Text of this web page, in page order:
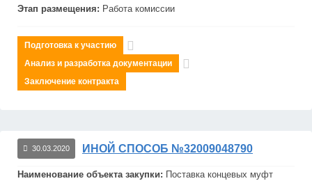
Этап размещения: Работа комиссии
Подготовка к участию
Анализ и разработка документации
Заключение контракта
30.03.2020 ИНОЙ СПОСОБ №32009048790
Наименование объекта закупки: Поставка концевых муфт